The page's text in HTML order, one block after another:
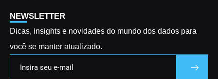
NEWSLETTER
Dicas, insights e novidades do mundo dos dados para
você se manter atualizado.